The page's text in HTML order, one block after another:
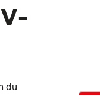
du